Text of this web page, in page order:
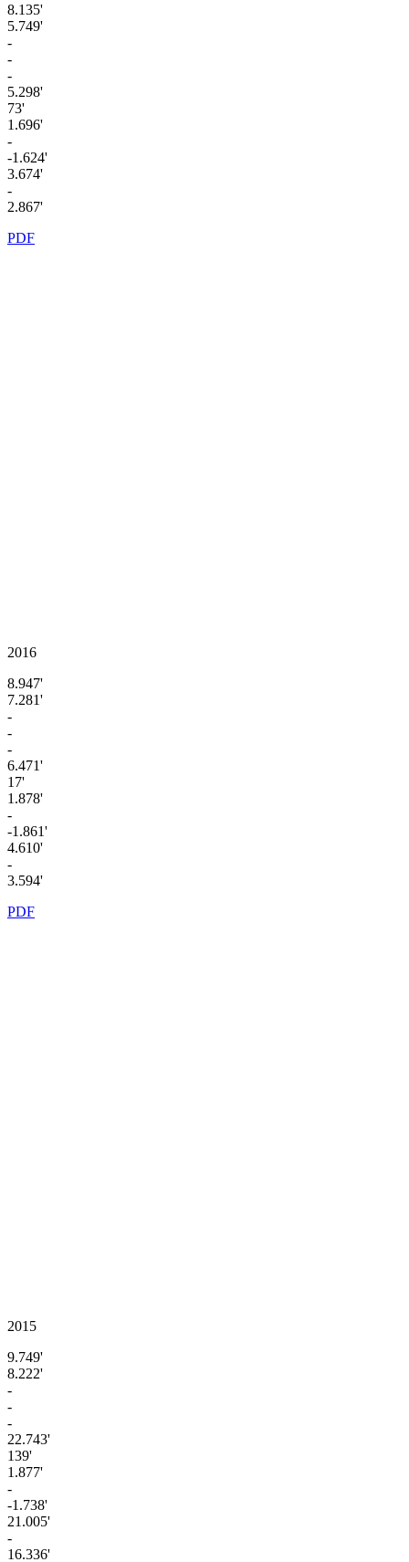
8.135'
5.749'
-
-
-
5.298'
73'
1.696'
-
-1.624'
3.674'
-
2.867'
PDF
2016
8.947'
7.281'
-
-
-
6.471'
17'
1.878'
-
-1.861'
4.610'
-
3.594'
PDF
2015
9.749'
8.222'
-
-
-
22.743'
139'
1.877'
-
-1.738'
21.005'
-
16.336'